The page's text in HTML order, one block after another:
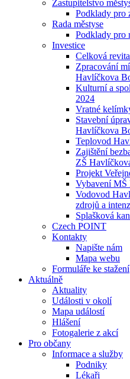
Zastupitelstvo
Podklady pro
Rada městyse
Podklady pro
Investice
Celková
Zpracování
Havlíčkova
Kulturní a
2024
Vratné
Stavební
Havlíčkova
Teplovod
Zajištění
ZŠ
Projekt
Vybavení MŠ
Vodovod
zdrojů a
Splašková
Czech POINT
Kontakty
Napište nám
Mapa webu
Formuláře ke stažení
Aktuálně
Aktuality
Události v okolí
Mapa událostí
Hlášení
Fotogalerie z akcí
Pro občany
Informace a služby
Podniky
Lékaři